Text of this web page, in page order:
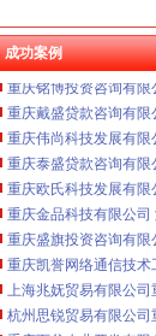
成功案例
重庆铭博投资咨询有
重庆戴盛贷款咨询有限
重庆伟尚科技发展有限
重庆泰盛贷款咨询有限
重庆欧氏科技发展有限
重庆金品科技有限公司
重庆盛旗投资咨询有限
重庆凯誉网络通信技术
上海兆妩贸易有限公司
杭州思锐贸易有限公司
重庆百谷农业开发有限